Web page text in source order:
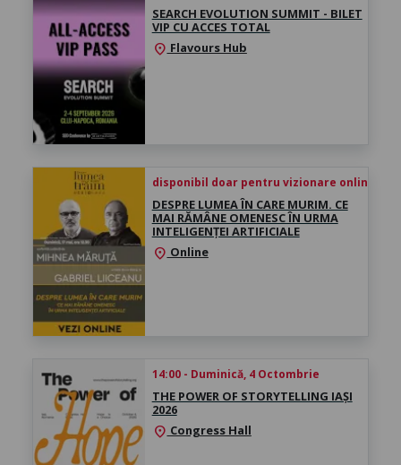
SEARCH EVOLUTION SUMMIT - BILET
VIP CU ACCES TOTAL
location_on Flavours Hub
disponibil doar pentru vizionare online
DESPRE LUMEA ÎN CARE MURIM. CE
MAI RĂMÂNE OMENESC ÎN URMA
INTELIGENȚEI ARTIFICIALE
location_on Online
14:00 - Duminică, 4 Octombrie
THE POWER OF STORYTELLING IAȘI
2026
location_on Congress Hall